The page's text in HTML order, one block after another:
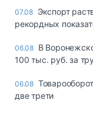
07.08 Экспорт
рекордных
06.08 В
100 тыс. руб. за
06.08
две трети